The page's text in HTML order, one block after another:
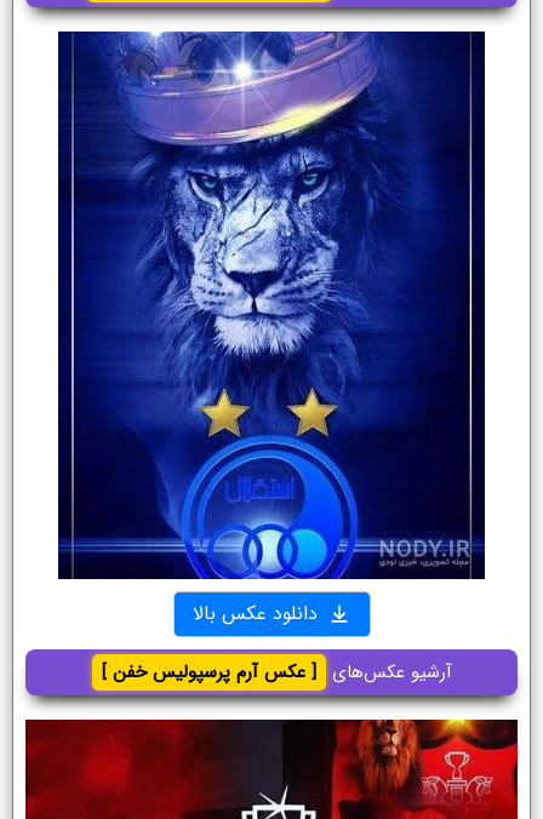
دانلود عکس بالا
آرشیو عکس‌های [ عکس آرم پرسپولیس خفن ]